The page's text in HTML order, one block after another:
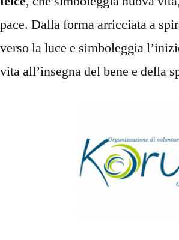
pace. Dalla forma arricciata a
verso la luce e simboleggia
vita all’insegna del bene e della